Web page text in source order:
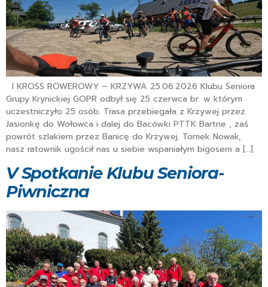
I KROSS ROWEROWY – KRZYWA 25.06.2026 Klubu Seniora
Grupy Krynickiej GOPR odbył się 25 czerwca br. w którym
uczestniczyło 25 osób. Trasa przebiegała z Krzywej przez
Jasionkę do Wołowca i dalej do Bacówki PTTK Bartne , zaś
powrót szlakiem przez Banicę do Krzywej. Tomek Nowak,
nasz ratownik ugościł nas u siebie wspaniałym bigosem a […]
V Spotkanie Klubu Seniora-
Piwniczna